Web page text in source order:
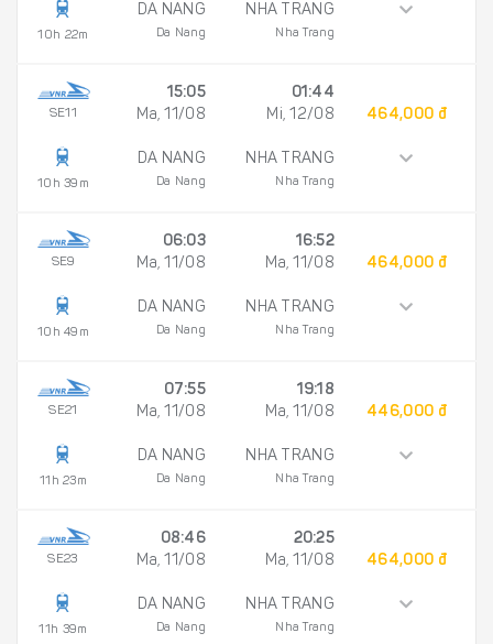
10h 22m
DA NANG
Da Nang
NHA TRANG
Nha Trang
SE11
10h 39m
15:05
Ma, 11/08
DA NANG
Da Nang
01:44
Mi, 12/08
NHA TRANG
Nha Trang
464,000 đ
SE9
10h 49m
06:03
Ma, 11/08
DA NANG
Da Nang
16:52
Ma, 11/08
NHA TRANG
Nha Trang
464,000 đ
SE21
11h 23m
07:55
Ma, 11/08
DA NANG
Da Nang
19:18
Ma, 11/08
NHA TRANG
Nha Trang
446,000 đ
SE23
11h 39m
08:46
Ma, 11/08
DA NANG
Da Nang
20:25
Ma, 11/08
NHA TRANG
Nha Trang
464,000 đ